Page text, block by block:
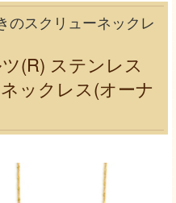
のスクリューネックレ
(R) ステンレス
ックレス(オーナ